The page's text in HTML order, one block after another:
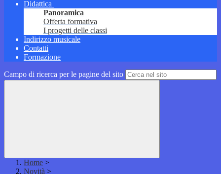
Didattica
Panoramica
Offerta formativa
I progetti delle classi
Indirizzo musicale
Contatti
Formazione
Campo di ricerca per le pagine del sito
Home >
Novità >